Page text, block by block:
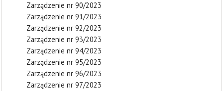
Zarządzenie nr 90/2023
Zarządzenie nr 91/2023
Zarządzenie nr 92/2023
Zarządzenie nr 93/2023
Zarządzenie nr 94/2023
Zarządzenie nr 95/2023
Zarządzenie nr 96/2023
Zarządzenie nr 97/2023